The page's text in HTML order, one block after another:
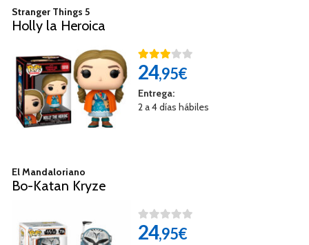
Stranger Things 5
Holly la Heroica
24,95€
Entrega:
2 a 4 días hábiles
El Mandaloriano
Bo-Katan Kryze
24,95€